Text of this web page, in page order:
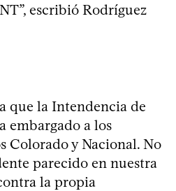
escribió Rodríguez
que la Intendencia de
embargado a los
Colorado y Nacional. No
parecido en nuestra
la propia